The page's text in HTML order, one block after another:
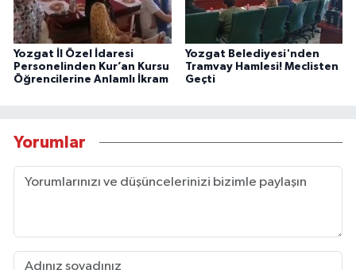
Yozgat İl Özel İdaresi
Personelinden Kur’an Kursu
Öğrencilerine Anlamlı İkram
Yozgat Belediyesi'nden
Tramvay Hamlesi! Meclisten
Geçti
Yorumlar